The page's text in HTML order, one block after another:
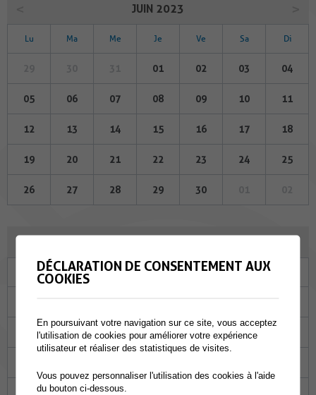
JUIN 2023
Lu Ma Me Je Ve Sa Di
01 02 03 04
05 06 07 08 09 10 11
12 13 14 15 16 17 18
19 20 21 22 23 24 25
26 27 28 29 30
Ma Me Je Ve Sa
04 05 06 07 08
18 19
DÉCLARATION DE CONSENTEMENT AUX
COOKIES
En poursuivant votre navigation sur ce site, vous acceptez
l'utilisation de cookies pour améliorer votre expérience
utilisateur et réaliser des statistiques de visites.
Vous pouvez personnaliser l'utilisation des cookies à l'aide
du bouton ci-dessous.